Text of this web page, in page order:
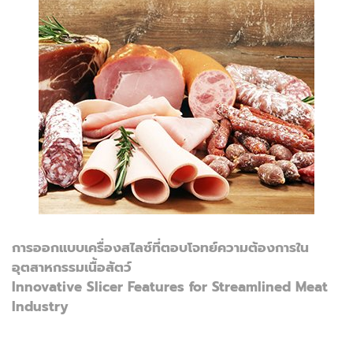
การออกแบบเครื่องสไลซ์ที่ตอบโจทย์ความต้องการใน
อุตสาหกรรมเนื้อสัตว์
Innovative Slicer Features for Streamlined Meat
Industry